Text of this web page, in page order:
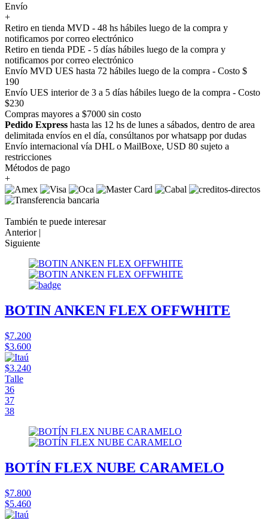
Envío
+
Retiro en tienda MVD - 48 hs hábiles luego de la compra y
notificamos por correo electrónico
Retiro en tienda PDE - 5 días hábiles luego de la compra y
notificamos por correo electrónico
Envío MVD UES hasta 72 hábiles luego de la compra - Costo $
190
Envío UES interior de 3 a 5 días hábiles luego de la compra - Costo
$230
Compras mayores a $7000 sin costo
Pedido Express hasta las 12 hs de lunes a sábados, dentro de area
delimitada envíos en el día, consúltanos por whatsapp por dudas
Envío internacional vía DHL o MailBoxe, USD 80 sujeto a
restricciones
Métodos de pago
+
También te puede interesar
Anterior |
Siguiente
BOTIN ANKEN FLEX OFFWHITE
$7.200
$3.600
$3.240
Talle
36
37
38
BOTÍN FLEX NUBE CARAMELO
$7.800
$5.460